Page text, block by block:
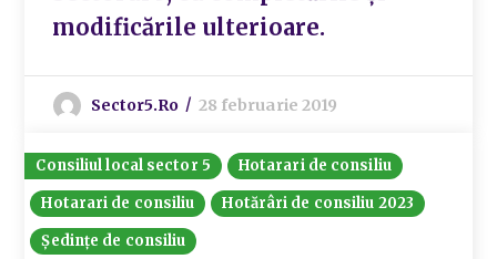
modificările ulterioare.
Sector5.ro 28 februarie 2019
Consiliul local sector 5
Hotarari de consiliu
Hotarari de consiliu
Hotărâri de consiliu 2023
Ședințe de consiliu